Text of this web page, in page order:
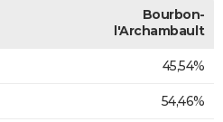
Bourbon-
l'Archambault
45,54%
54,46%